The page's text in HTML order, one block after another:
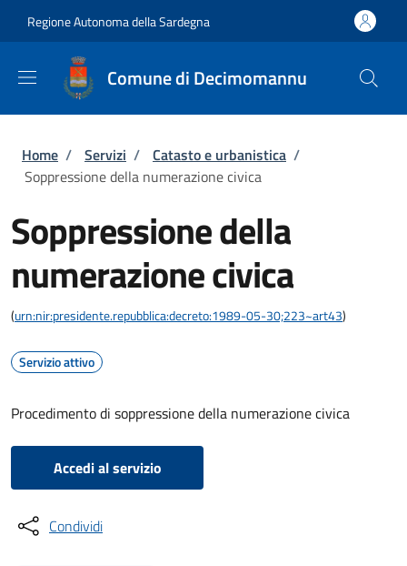
Regione Autonoma della Sardegna
Comune di Decimomannu
Briciole di pane
Home / Servizi / Catasto e urbanistica /
Soppressione della numerazione civica
Soppressione della
numerazione civica
(urn:nir:presidente.repubblica:decreto:1989-05-30;223~art43)
Servizio attivo
Procedimento di soppressione della numerazione civica
Accedi al servizio
Condividi